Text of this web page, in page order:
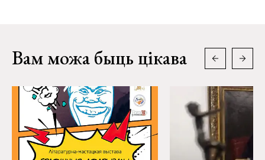
Вам можа быць цікава